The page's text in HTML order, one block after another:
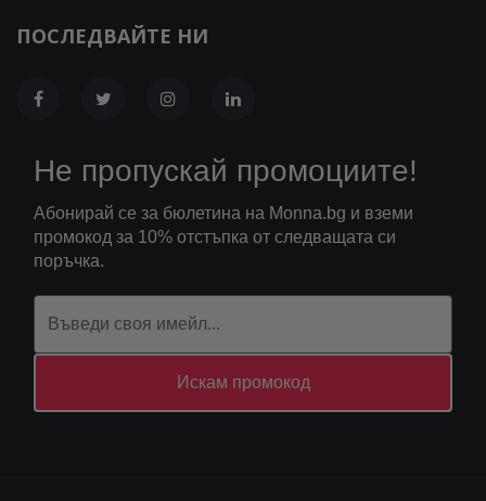
ПОСЛЕДВАЙТЕ НИ
Не пропускай промоциите!
Абонирай се за бюлетина на Monna.bg и вземи
промокод за 10% отстъпка от следващата си
поръчка.
Искам промокод